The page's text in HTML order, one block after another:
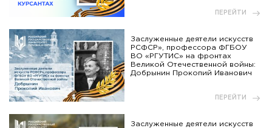
ПЕРЕЙТИ
Заслуженные деятели искусств
РСФСР», профессора ФГБОУ
ВО «РГУТИС» на фронтах
Великой Отечественной войны:
Добрынин Прокопий Иванович
ПЕРЕЙТИ
Заслуженные деятели искусств